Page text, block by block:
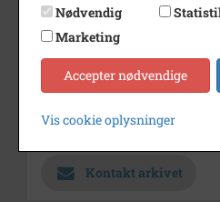
Type
Enhed
2050)
Arkiv
Kontakt arkivet
Nødvendig
Marketing
Accepter nødvendige
Vis cookie oplysninger